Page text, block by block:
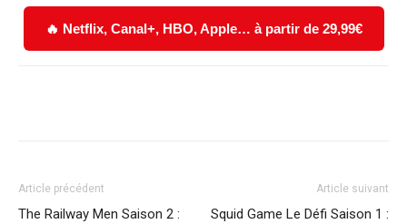
🔥 Netflix, Canal+, HBO, Apple… à partir de 29,99€
Article précédent
The Railway Men Saison 2 :
Article suivant
Squid Game Le Défi Saison 1 :